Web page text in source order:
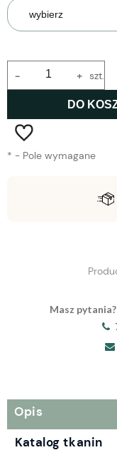
+
- szt.
DO
* - Pole wymagane
Masz pytania?
Opis
Katalog tkanin